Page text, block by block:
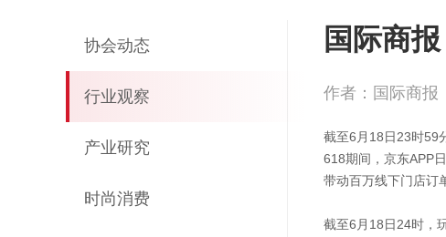
协会动态
行业观察
产业研究
时尚消费
国际商
作者：国际商报
截至6月18日23时59
618期间，京东APP
带动百万线下门店订
截至6月18日24时，